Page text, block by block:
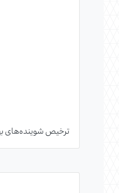
ترخیص شوینده‌های